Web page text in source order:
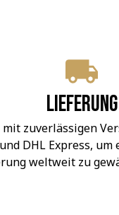
Lieferung
zuverlässigen
und DHL Express,
weltweit zu